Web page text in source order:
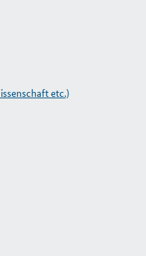
etc.)